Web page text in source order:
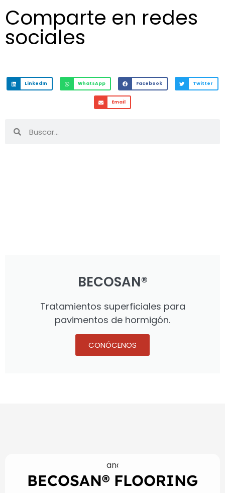
Comparte en redes
sociales
LinkedIn WhatsApp Facebook Twitter
Email
BECOSAN®
Tratamientos superficiales para
pavimentos de hormigón.
CONÓCENOS
BECOSAN® FLOORING